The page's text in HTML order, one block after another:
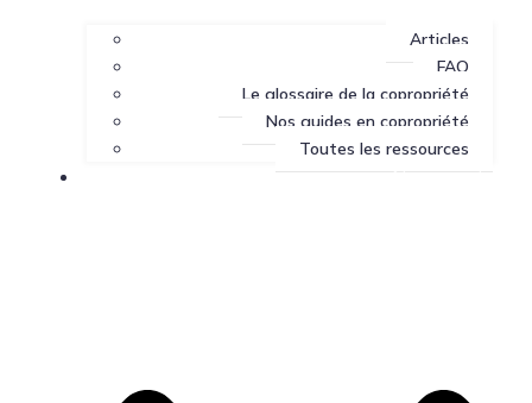
Articles
FAQ
Le glossaire de la copropriété
Nos guides en copropriété
Toutes les ressources
Nous joindre